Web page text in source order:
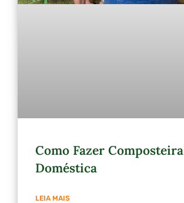
Como Fazer Composteira
Doméstica
LEIA MAIS